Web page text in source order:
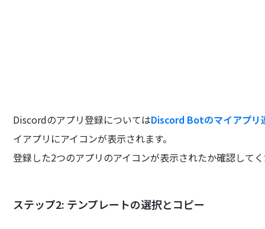
Discordのアプリ登録についてはDiscord Botのマイアプリ
イアプリにアイコンが表示されます。
登録した2つのアプリのアイコンが表示されたか確認して
ステップ2: テンプレートの選択とコピー